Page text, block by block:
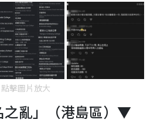
點擊圖片放大
亂」（港島區）▼